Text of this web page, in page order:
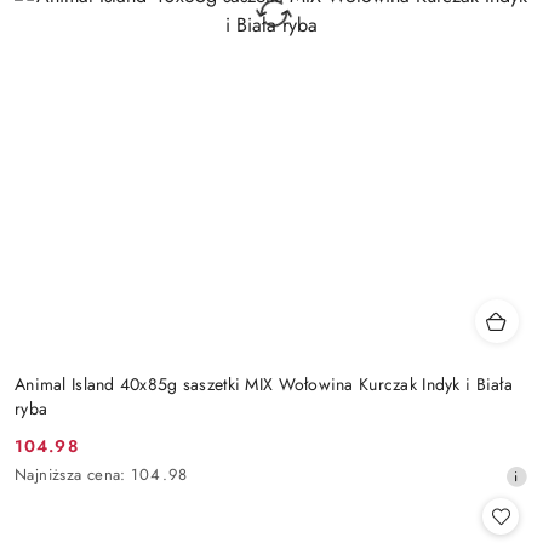
Animal Island 40x85g saszetki MIX Wołowina Kurczak Indyk i Biała
ryba
Cena
promocyjna:
104.98
Najniższa
Najniższa cena: 104.98